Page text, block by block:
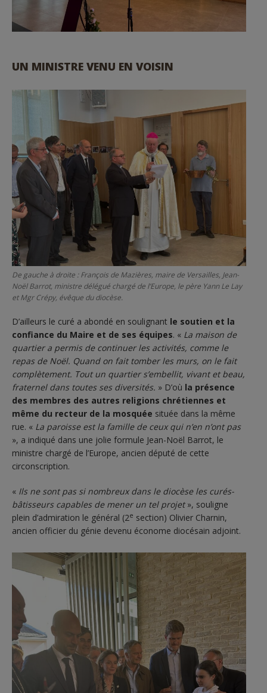
UN MINISTRE VENU EN VOISIN
De gauche à droite : François de Mazières, maire de Versailles, Jean-
Noël Barrot, ministre délégué chargé de l’Europe, le père Yann Le Lay
et Mgr Crépy, évêque du diocèse.
D’ailleurs le curé a abondé en soulignant le soutien et la
confiance du Maire et de ses équipes. « La maison de
quartier a permis de continuer les activités, comme le
repas de Noël. Quand on fait tomber les murs, on le fait
complètement. Tout un quartier s’embellit, vivant et beau,
fraternel dans toutes ses diversités. » D’où la présence
des membres des autres religions chrétiennes et
même du recteur de la mosquée située dans la même
rue. « La paroisse est la famille de ceux qui n’en n’ont pas
», a indiqué dans une jolie formule Jean-Noël Barrot, le
ministre chargé de l’Europe, ancien député de cette
circonscription.
« Ils ne sont pas si nombreux dans le diocèse les curés-
bâtisseurs capables de mener un tel projet», souligne
plein d’admiration le général (2e section) Olivier Charnin,
ancien officier du génie devenu économe diocésain adjoint.